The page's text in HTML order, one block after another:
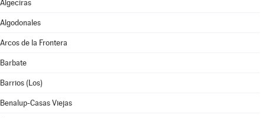
Algeciras
Algodonales
Arcos de la Frontera
Barbate
Barrios (Los)
Benalup-Casas Viejas